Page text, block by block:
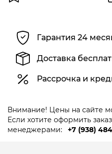
Гарантия 24
Доставка
Рассрочка и
Внимание! Цены на сайте
Если хотите оформить
менеджерами:
+7 (938)